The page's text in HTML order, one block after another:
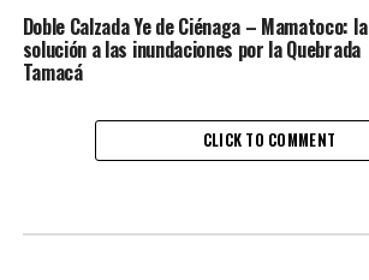
Doble Calzada Ye de Ciénaga – Mamatoco: la
solución a las inundaciones por la Quebrada
Tamacá
CLICK TO COMMENT